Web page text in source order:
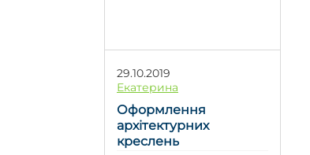
29.10.2019
Екатерина
Оформлення
архітектурних
креслень